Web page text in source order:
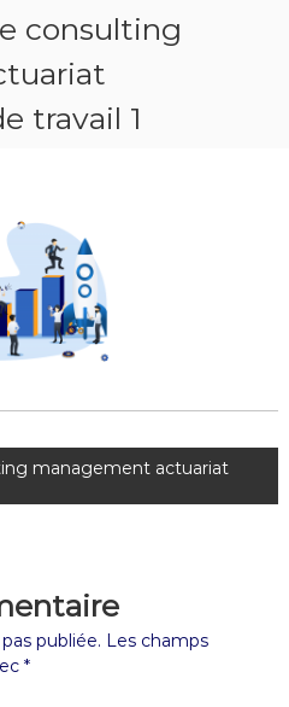
consulting
travail 1
management actuariat
publiée. Les champs
*